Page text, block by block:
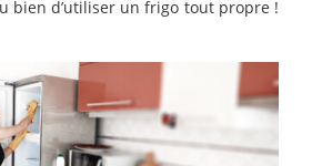
bien d’utiliser un frigo tout propre !